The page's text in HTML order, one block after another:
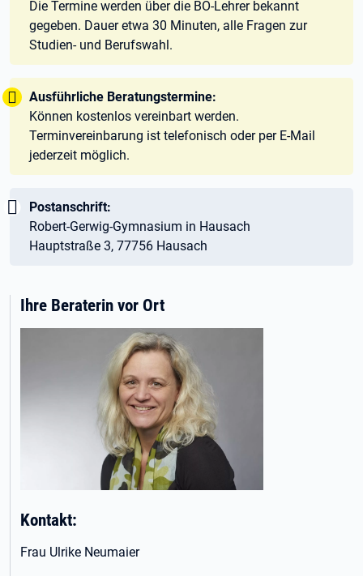
Die Termine werden über die BO-Lehrer bekannt
gegeben. Dauer etwa 30 Minuten, alle Fragen zur
Studien- und Berufswahl.
Tipp:
Ausführliche Beratungstermine:
Können kostenlos vereinbart werden.
Terminvereinbarung ist telefonisch oder per E-Mail
jederzeit möglich.
Wichtig:
Postanschrift:
Robert-Gerwig-Gymnasium in Hausach
Hauptstraße 3, 77756 Hausach
Ihre Beraterin vor Ort
Kontakt:
Frau Ulrike Neumaier